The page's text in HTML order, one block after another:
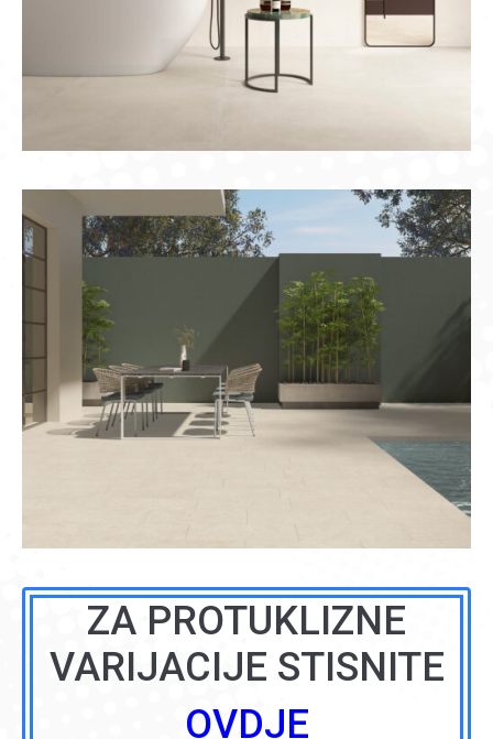
ZA PROTUKLIZNE
VARIJACIJE STISNITE
OVDJE